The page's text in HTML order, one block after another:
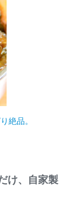
絶品。
け、自家製